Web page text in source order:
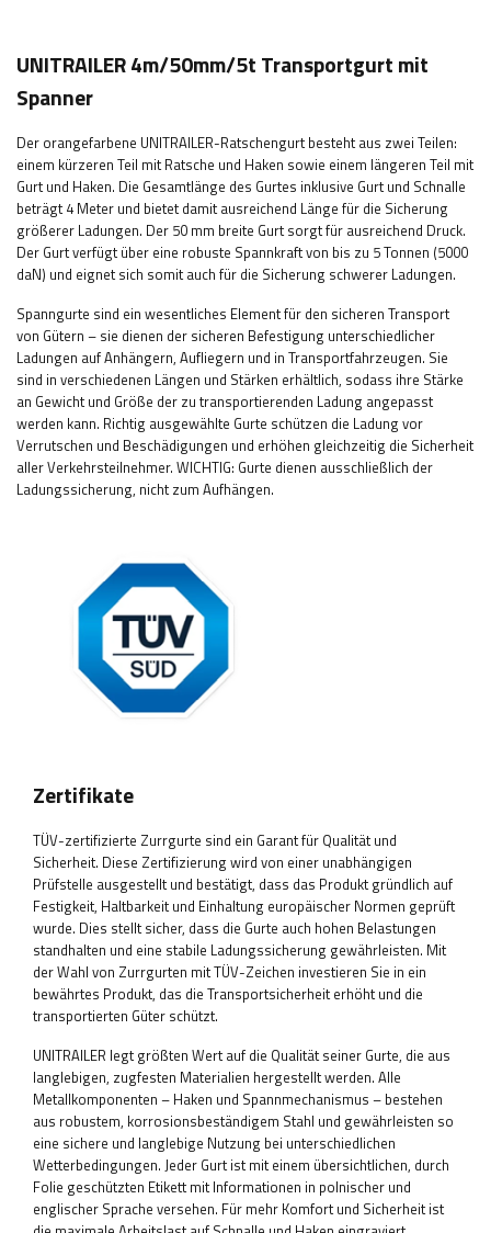
UNITRAILER 4m/50mm/5t Transportgurt mit
Spanner
Der orangefarbene UNITRAILER-Ratschengurt besteht aus zwei Teilen:
einem kürzeren Teil mit Ratsche und Haken sowie einem längeren Teil mit
Gurt und Haken. Die Gesamtlänge des Gurtes inklusive Gurt und Schnalle
beträgt 4 Meter und bietet damit ausreichend Länge für die Sicherung
größerer Ladungen. Der 50 mm breite Gurt sorgt für ausreichend Druck.
Der Gurt verfügt über eine robuste Spannkraft von bis zu 5 Tonnen (5000
daN) und eignet sich somit auch für die Sicherung schwerer Ladungen.
Spanngurte sind ein wesentliches Element für den sicheren Transport
von Gütern – sie dienen der sicheren Befestigung unterschiedlicher
Ladungen auf Anhängern, Aufliegern und in Transportfahrzeugen. Sie
sind in verschiedenen Längen und Stärken erhältlich, sodass ihre Stärke
an Gewicht und Größe der zu transportierenden Ladung angepasst
werden kann. Richtig ausgewählte Gurte schützen die Ladung vor
Verrutschen und Beschädigungen und erhöhen gleichzeitig die Sicherheit
aller Verkehrsteilnehmer. WICHTIG: Gurte dienen ausschließlich der
Ladungssicherung, nicht zum Aufhängen.
Zertifikate
TÜV-zertifizierte Zurrgurte sind ein Garant für Qualität und
Sicherheit. Diese Zertifizierung wird von einer unabhängigen
Prüfstelle ausgestellt und bestätigt, dass das Produkt gründlich auf
Festigkeit, Haltbarkeit und Einhaltung europäischer Normen geprüft
wurde. Dies stellt sicher, dass die Gurte auch hohen Belastungen
standhalten und eine stabile Ladungssicherung gewährleisten. Mit
der Wahl von Zurrgurten mit TÜV-Zeichen investieren Sie in ein
bewährtes Produkt, das die Transportsicherheit erhöht und die
transportierten Güter schützt.
UNITRAILER legt größten Wert auf die Qualität seiner Gurte, die aus
langlebigen, zugfesten Materialien hergestellt werden. Alle
Metallkomponenten – Haken und Spannmechanismus – bestehen
aus robustem, korrosionsbeständigem Stahl und gewährleisten so
eine sichere und langlebige Nutzung bei unterschiedlichen
Wetterbedingungen. Jeder Gurt ist mit einem übersichtlichen, durch
Folie geschützten Etikett mit Informationen in polnischer und
englischer Sprache versehen. Für mehr Komfort und Sicherheit ist